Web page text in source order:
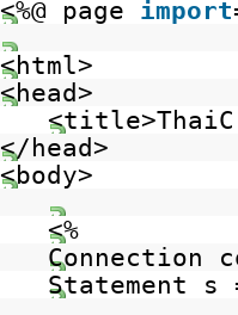
<%@ page import
<html>
<head>
</head>
<body>
<%
Connection
Statement